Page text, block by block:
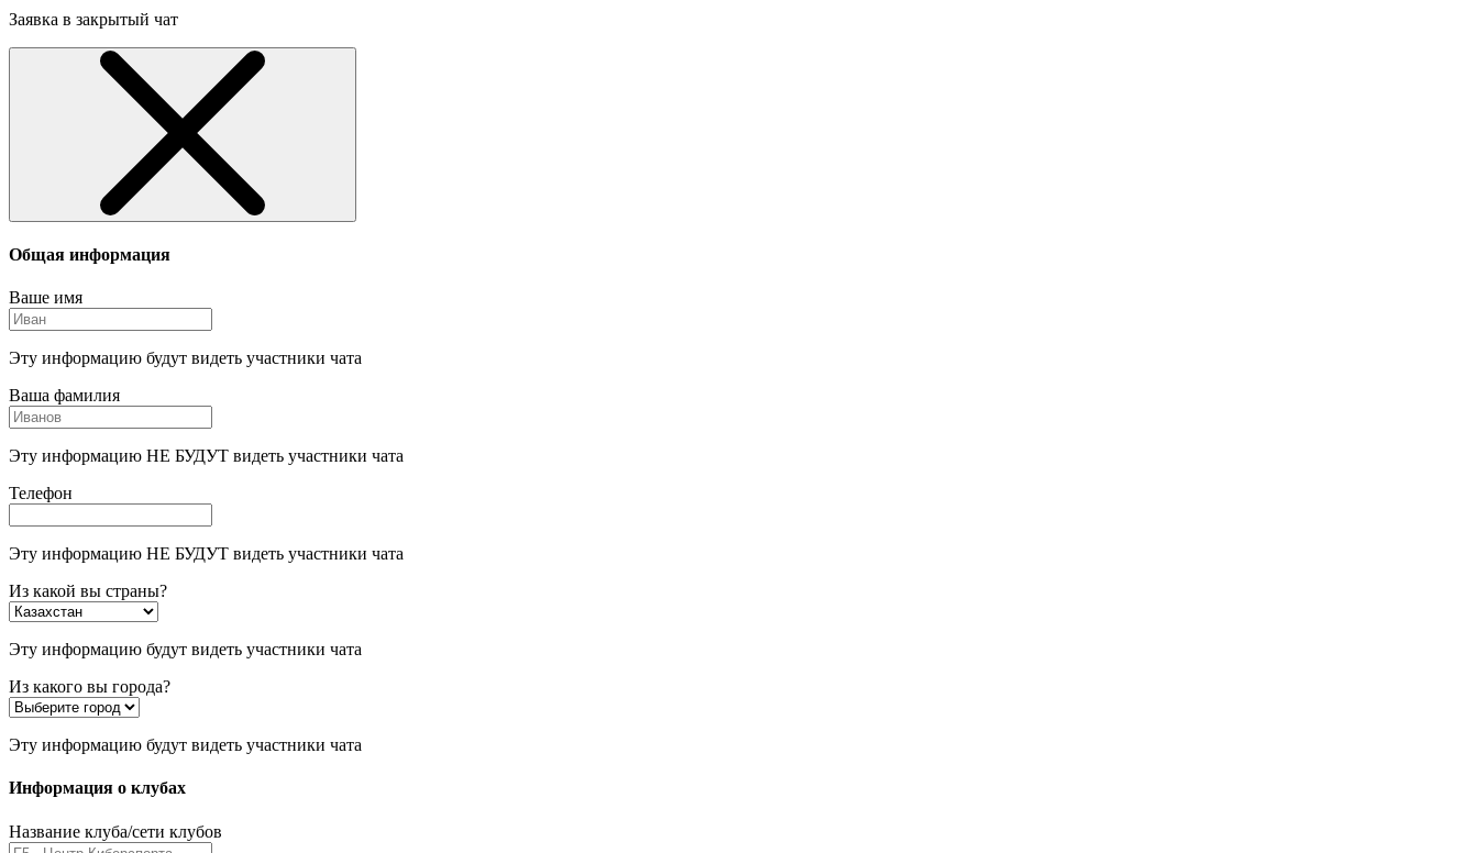
Заявка в закрытый чат
Общая информация
Ваше имя
Эту информацию будут видеть участники чата
Ваша фамилия
Эту информацию НЕ БУДУТ видеть участники чата
Телефон
Эту информацию НЕ БУДУТ видеть участники чата
Из какой вы страны?
Эту информацию будут видеть участники чата
Из какого вы города?
Эту информацию будут видеть участники чата
Информация о клубах
Название клуба/сети клубов